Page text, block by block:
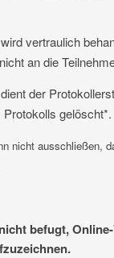
vertraulich
an die
der
gelöscht*.
nicht ausschließen,
befugt,